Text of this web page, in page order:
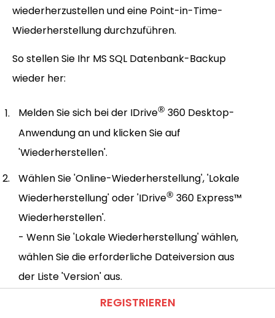
wiederherzustellen und eine Point-in-Time-
Wiederherstellung durchzuführen.
So stellen Sie Ihr MS SQL Datenbank-Backup
wieder her:
Melden Sie sich bei der IDrive® 360 Desktop-
Anwendung an und klicken Sie auf
'Wiederherstellen'.
Wählen Sie 'Online-Wiederherstellung', 'Lokale
Wiederherstellung' oder 'IDrive® 360 Express™
Wiederherstellen'.
- Wenn Sie 'Lokale Wiederherstellung' wählen,
wählen Sie die erforderliche Dateiversion aus
der Liste 'Version' aus.
Suchen und wählen Sie die Datenbank-Backup-
REGISTRIEREN